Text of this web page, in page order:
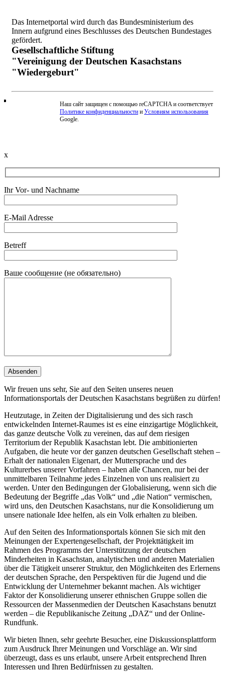
Das Internetportal wird durch das Bundesministerium des
Innern aufgrund eines Beschlusses des Deutschen Bundestages
gefördert.
Gesellschaftliche Stiftung
"Vereinigung der Deutschen Kasachstans
"Wiedergeburt"
Beschwerde einreichen
Наш сайт защищен с помощью reCAPTCHA и соответствует
Политике конфиденциальности и Условиям использования
Google.
x
Ihr Vor- und Nachname
E-Mail Adresse
Betreff
Ваше сообщение (не обязательно)
Wir freuen uns sehr, Sie auf den Seiten unseres neuen
Informationsportals der Deutschen Kasachstans begrüßen zu dürfen!
Heutzutage, in Zeiten der Digitalisierung und des sich rasch
entwickelnden Internet-Raumes ist es eine einzigartige Möglichkeit,
das ganze deutsche Volk zu vereinen, das auf dem riesigen
Territorium der Republik Kasachstan lebt. Die ambitionierten
Aufgaben, die heute vor der ganzen deutschen Gesellschaft stehen –
Erhalt der nationalen Eigenart, der Muttersprache und des
Kulturerbes unserer Vorfahren – haben alle Chancen, nur bei der
unmittelbaren Teilnahme jedes Einzelnen von uns realisiert zu
werden. Unter den Bedingungen der Globalisierung, wenn sich die
Bedeutung der Begriffe „das Volk“ und „die Nation“ vermischen,
wird uns, den Deutschen Kasachstans, nur die Konsolidierung um
unsere nationale Idee helfen, als ein Volk erhalten zu bleiben.
Auf den Seiten des Informationsportals können Sie sich mit den
Meinungen der Expertengesellschaft, der Projekttätigkeit im
Rahmen des Programms der Unterstützung der deutschen
Minderheiten in Kasachstan, analytischen und anderen Materialien
über die Tätigkeit unserer Struktur, den Möglichkeiten des Erlernens
der deutschen Sprache, den Perspektiven für die Jugend und die
Entwicklung der Unternehmer bekannt machen. Als wichtiger
Faktor der Konsolidierung unserer ethnischen Gruppe sollen die
Ressourcen der Massenmedien der Deutschen Kasachstans benutzt
werden – die Republikanische Zeitung „DAZ“ und der Online-
Rundfunk.
Wir bieten Ihnen, sehr geehrte Besucher, eine Diskussionsplattform
zum Ausdruck Ihrer Meinungen und Vorschläge an. Wir sind
überzeugt, dass es uns erlaubt, unsere Arbeit entsprechend Ihren
Interessen und Ihren Bedürfnissen zu gestalten.